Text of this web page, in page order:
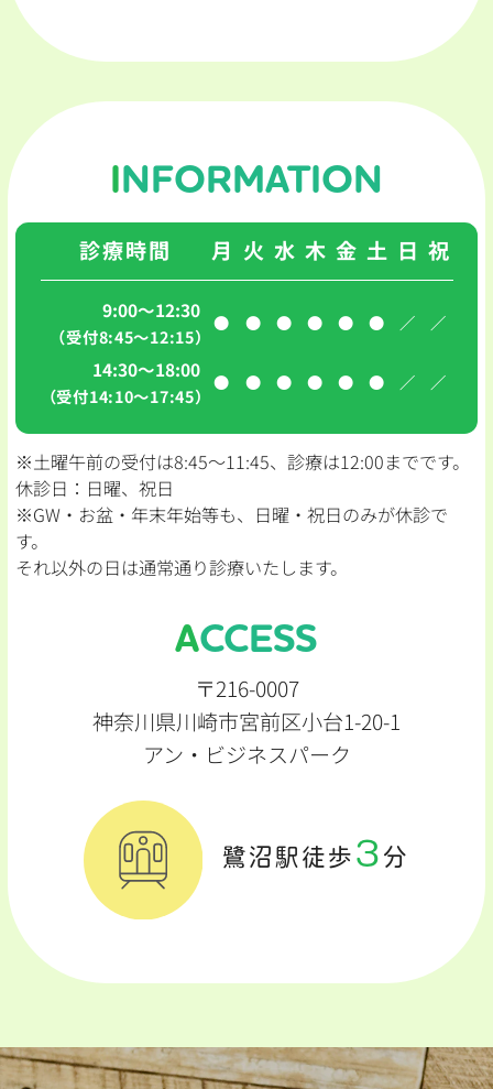
INFORMATION
診療時間 月 火 水 木 金 土 日 祝
9:00～12:30
（受付8:45〜12:15）
● ● ● ● ● ● ／ ／
14:30～18:00
（受付14:10〜17:45）
● ● ● ● ● ● ／ ／
※土曜午前の受付は8:45〜11:45、診療は12:00までです。
休診日：日曜、祝日
※GW・お盆・年末年始等も、日曜・祝日のみが休診で
す。
それ以外の日は通常通り診療いたします。
ACCESS
〒216-0007
神奈川県川崎市宮前区小台1-20-1
アン・ビジネスパーク
鷺沼駅徒歩 3 分